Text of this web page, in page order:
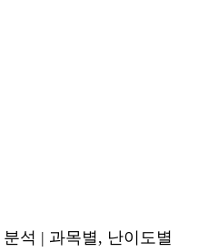
석 | 과목별, 난이도별